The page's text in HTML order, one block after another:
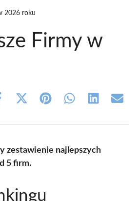
2026 roku
Firmy w
Share
(Twitter)
Share Share Share Share
zestawienie najlepszych
5 firm.